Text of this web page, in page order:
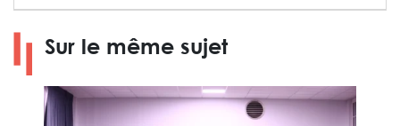
Sur le même sujet